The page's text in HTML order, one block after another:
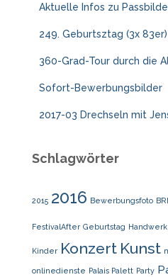
Aktuelle Infos zu
249. Geburtsztag (3x 83er)
360-Grad-Tour durch die
Sofort-Bewerbungsbilder
2017-03 Drechseln mit
Schlagwörter
2015 2016 Bewerbungsfoto
FestivalAfter Geburtstag Handwerk
Kinder Konzert Kunst
onlinedienste Palais Palett Party